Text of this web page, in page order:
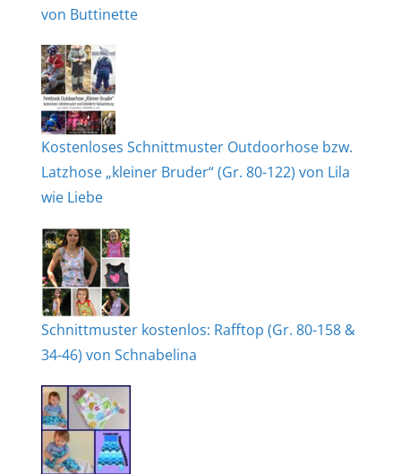
von Buttinette
Kostenloses Schnittmuster Outdoorhose bzw.
Latzhose „kleiner Bruder“ (Gr. 80-122) von Lila
wie Liebe
Schnittmuster kostenlos: Rafftop (Gr. 80-158 &
34-46) von Schnabelina